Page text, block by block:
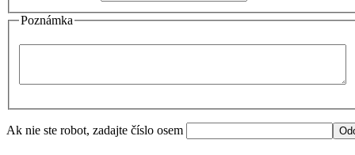
Poznámka
Ak nie ste robot, zadajte číslo osem